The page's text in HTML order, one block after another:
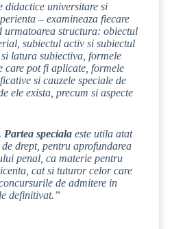
didactice universitare si
– examineaza fiecare
urmatoarea structura: obiectul
subiectul activ si subiectul
latura subiectiva, formele
care pot fi aplicate, formele
si cauzele speciale de
ele exista, precum si aspecte
Partea speciala este utila atat
drept, pentru aprofundarea
penal, ca materie pentru
cat si tuturor celor care
de admitere in
definitivat.”